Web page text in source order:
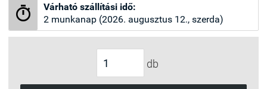

Várható szállítási idő:
2 munkanap (2026. augusztus 12., szerda)
db